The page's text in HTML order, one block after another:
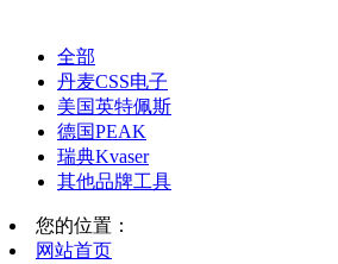
全部
丹麦CSS电子
美国英特佩斯
德国PEAK
瑞典Kvaser
其他品牌工具
您的位置：
网站首页